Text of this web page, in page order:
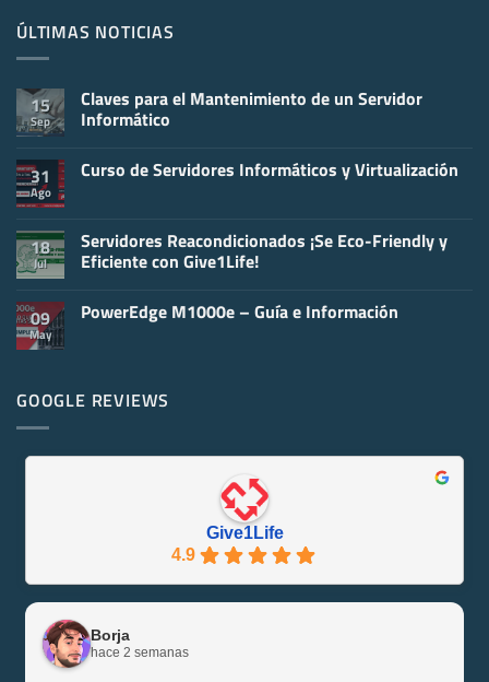
ÚLTIMAS NOTICIAS
15
Sep
Claves para el Mantenimiento de un Servidor
Informático
comentarios
Mantenimiento
de
un
31
Ago
Curso de Servidores Informáticos y Virtualización
en
Curso
de
y
Virtualización
18
Jul
Servidores Reacondicionados ¡Se Eco-Friendly y
Eficiente con Give1Life!
comentarios
Friendly
y
Give1Life!
09
May
PowerEdge M1000e – Guía e Información
PowerEdge
M1000e
Información
GOOGLE REVIEWS
Give1Life
4.9
Borja
hace 2 semanas